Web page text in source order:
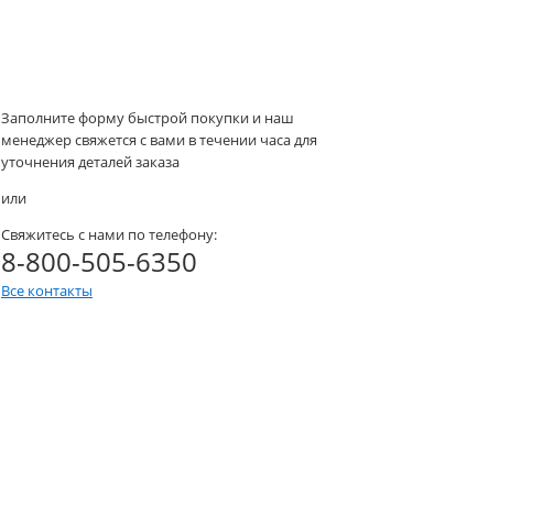
Заполните форму быстрой покупки и наш
менеджер свяжется с вами в течении часа для
уточнения деталей заказа
или
Свяжитесь с нами по телефону:
8-800-505-6350
Все контакты